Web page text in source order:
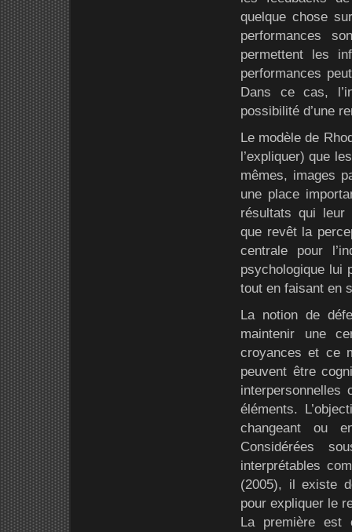
quelque chose
performances
permettent les
performances
Dans ce cas,
possibilité d’une
Le modèle de
l’expliquer) que
mêmes, images
une place
résultats qui leur
que revêt la
centrale pour
psychologique lui
tout en faisant en
La notion de
maintenir une
croyances et ce
peuvent être
éléments.
changeant ou
Considérées
interprétables
(2005), il existe
pour expliquer le
La première est